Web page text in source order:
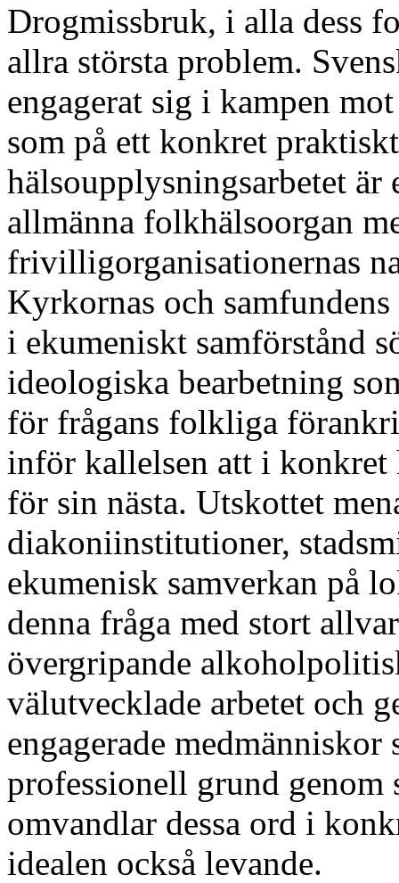
Drogmissbruk, i alla dess
allra största problem.
engagerat sig i kampen
som på ett konkret
hälsoupplysningsarbetet
allmänna folkhälsoorgan
frivilligorganisationernas
Kyrkornas och
i ekumeniskt samförstånd
ideologiska bearbetning
för frågans folkliga
inför kallelsen att i konkret
för sin nästa. Utskottet
diakoniinstitutioner,
ekumenisk samverkan på
denna fråga med stort
övergripande
välutvecklade arbetet och
engagerade
professionell grund
omvandlar dessa ord i
idealen också levande.